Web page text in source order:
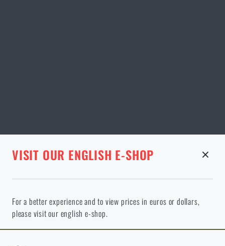
STRÁNKA V DANÉM JAZYCE NEEXISTUJE
Ve vámi vybraném jazyce stránka neexistuje. Můžete tedy zůstat
zde, nebo přejít na hlavní stránku cílového jazyka. Jakou možnost
si vyberete?
ODEJÍT
VISIT OUR ENGLISH E-SHOP
For a better experience and to view prices in euros or dollars,
please visit our english e-shop.